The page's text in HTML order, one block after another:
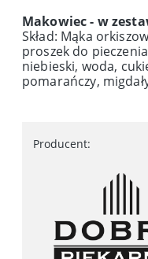
Makowiec - w
Skład: Mąka
proszek do
niebieski, woda,
pomarańczy,
Producent: